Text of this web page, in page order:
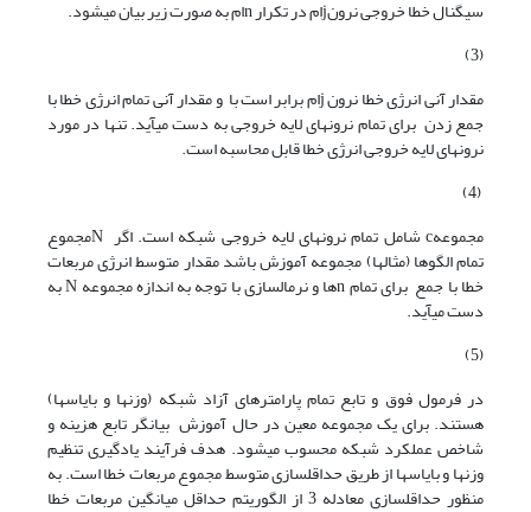
سیگنال خطا خروجی نرونjام در تکرار nام به صورت زیر بیان می­شود.
(3)
مقدار آنی انرژی خطا نرون jام برابر است با و مقدار آنی تمام انرژی خطا با
جمع زدن برای تمام نرون­های لایه خروجی به دست می­آید. تنها در مورد
نرون­های لایه خروجی انرژی خطا قابل محاسبه است.
(4)
مجموعهc شامل تمام نرون­های لایه خروجی شبکه است. اگر Nمجموع
تمام الگوها (مثال­ها) مجموعه آموزش باشد مقدار متوسط انرژی مربعات
خطا با جمع برای تمام nها و نرمال­سازی با توجه به اندازه مجموعه N به
دست می­آید.
(5)
در فرمول فوق و تابع تمام پارامترهای آزاد شبکه (وزن­ها و بایاس­ها)
هستند. برای یک مجموعه معین در حال آموزش بیانگر تابع هزینه و
شاخص عملکرد شبکه محسوب می­شود. هدف فرآیند یادگیری تنظیم
وزن­ها و بایاس­ها از طریق حداقل­سازی متوسط مجموع مربعات خطا است. به
منظور حداقل­سازی معادله 3 از الگوریتم حداقل میانگین مربعات خطا